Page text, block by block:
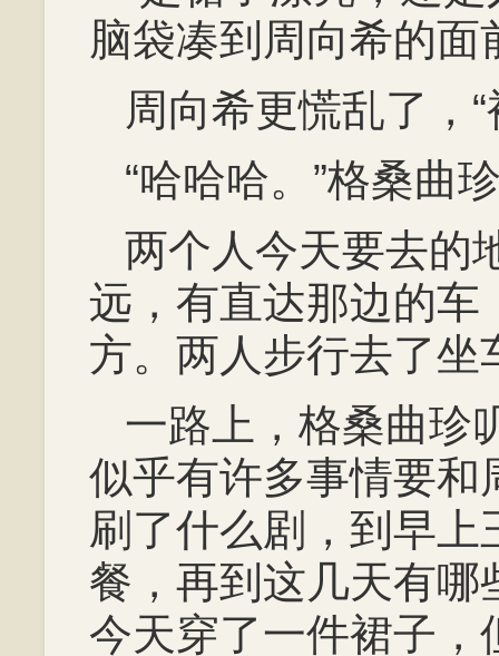
脑袋凑到周向希的面
周向希更慌乱了，
“哈哈哈。”格桑曲
两个人今天要去的
远，有直达那边的车
方。两人步行去了坐
一路上，格桑曲珍
似乎有许多事情要和
刷了什么剧，到早
餐，再到这几天有哪
今天穿了一件裙子，